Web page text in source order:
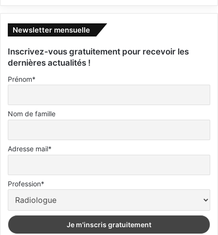
Newsletter mensuelle
Inscrivez-vous gratuitement pour recevoir les
dernières actualités !
Prénom*
Nom de famille
Adresse mail*
Profession*